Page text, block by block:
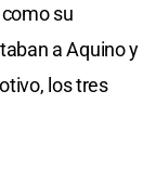
su
a Aquino y
los tres